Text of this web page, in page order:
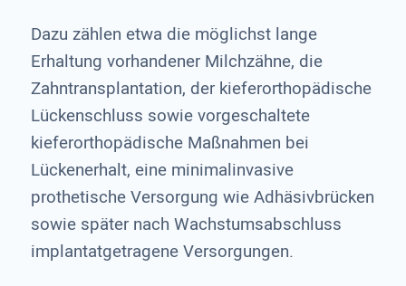
Dazu zählen etwa die möglichst lange
Erhaltung vorhandener Milchzähne, die
Zahntransplantation, der kieferorthopädische
Lückenschluss sowie vorgeschaltete
kieferorthopädische Maßnahmen bei
Lückenerhalt, eine minimalinvasive
prothetische Versorgung wie Adhäsivbrücken
sowie später nach Wachstumsabschluss
implantatgetragene Versorgungen.